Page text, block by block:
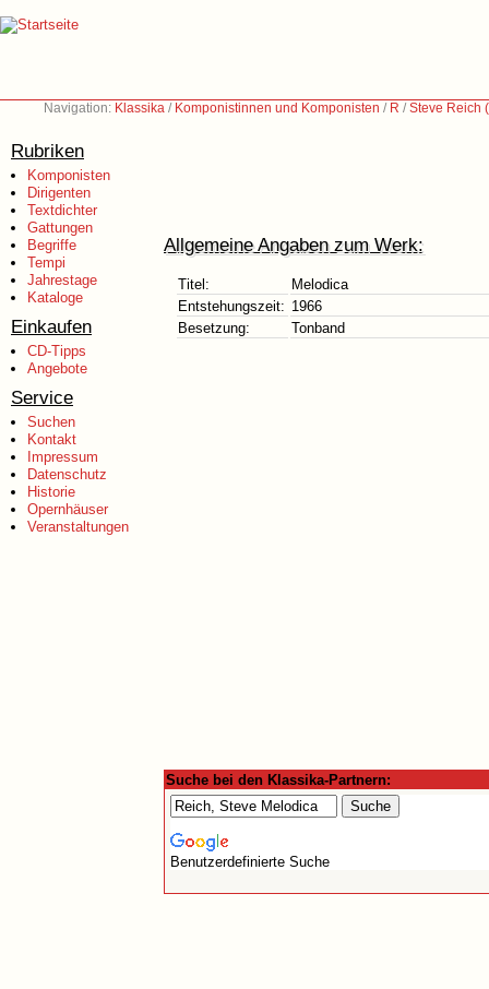
Navigation: Klassika / Komponistinnen und Komponisten / R /Steve Reich
Rubriken
Komponisten
Dirigenten
Textdichter
Gattungen
Begriffe
Tempi
Jahrestage
Kataloge
Einkaufen
CD-Tipps
Angebote
Service
Suchen
Kontakt
Impressum
Datenschutz
Historie
Opernhäuser
Veranstaltungen
Allgemeine Angaben zum Werk:
Titel:
Melodica
Entstehungszeit: 1966
Besetzung:
Tonband
Suche bei den Klassika-Partnern:
Benutzerdefinierte Suche